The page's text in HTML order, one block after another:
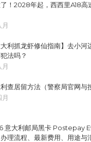
！2028年起，西西里A18高
月
大利抓龙虾修仙指南】去小河
法吗？
月
查居留方法（警察局官网与
月
意大利邮局黑卡 Postepay
理流程、最新费用、用途与